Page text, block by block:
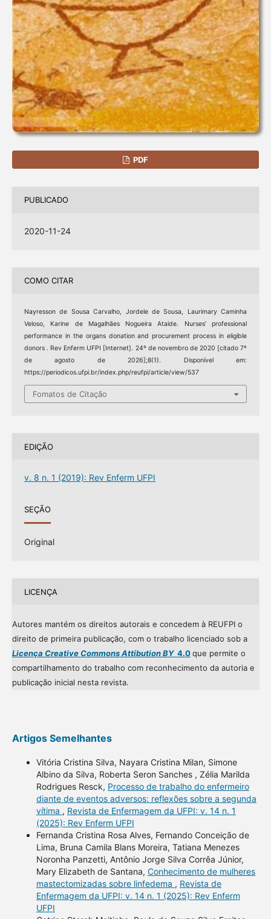
PDF
PUBLICADO
2020-11-24
COMO CITAR
Nayresson de Sousa Carvalho, Jordele de Sousa, Laurimary Caminha
Veloso, Karine de Magalhães Nogueira Ataide. Nurses’ professional
performance in the organs donation and procurement process in eligible
donors . Rev Enferm UFPI [Internet]. 24º de novembro de 2020 [citado 7º
de agosto de 2026];8(1). Disponível em:
https://periodicos.ufpi.br/index.php/reufpi/article/view/537
Fomatos de Citação
EDIÇÃO
v. 8 n. 1 (2019): Rev Enferm UFPI
SEÇÃO
Original
LICENÇA
Autores mantém os direitos autorais e concedem à REUFPI o
direito de primeira publicação, com o trabalho licenciado sob a
Licença Creative Commons Attibution BY4.0que permite o
compartilhamento do trabalho com reconhecimento da autoria e
publicação inicial nesta revista.
Artigos Semelhantes
Vitória Cristina Silva, Nayara Cristina Milan, Simone
Albino da Silva, Roberta Seron Sanches , Zélia Marilda
Rodrigues Resck, Processo de trabalho do enfermeiro
diante de eventos adversos: reflexões sobre a segunda
vítima , Revista de Enfermagem da UFPI: v. 14 n. 1
(2025): Rev Enferm UFPI
Fernanda Cristina Rosa Alves, Fernando Conceição de
Lima, Bruna Camila Blans Moreira, Tatiana Menezes
Noronha Panzetti, Antônio Jorge Silva Corrêa Júnior,
Mary Elizabeth de Santana, Conhecimento de mulheres
mastectomizadas sobre linfedema , Revista de
Enfermagem da UFPI: v. 14 n. 1 (2025): Rev Enferm
UFPI